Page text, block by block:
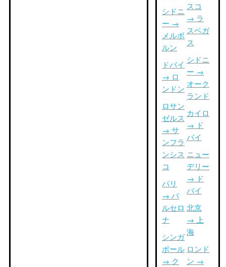
シドニ
ー →
メルボ
ルン
ドバイ
→ ロ
ンドン
ロサン
ゼルス
→ サ
ンフラ
ンシス
コ
パリ
→ バ
ルセロ
ナ
シンガ
ポール
→ ク
スコ
→ ラ
スベガ
ス
シドニ
ー →
オーク
ランド
カイロ
→ ド
バイ
ニュー
デリー
→ ド
バイ
北京
→ 上
海
ロンド
ン →